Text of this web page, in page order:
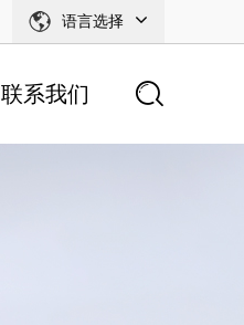
语言选择
联系我们